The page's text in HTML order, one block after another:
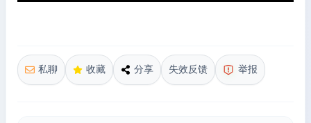
私聊 收藏 分享 失效反馈 举报